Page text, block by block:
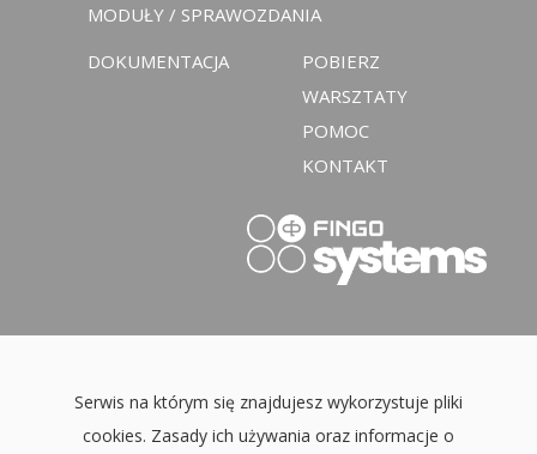
MODUŁY / SPRAWOZDANIA
DOKUMENTACJA
POBIERZ
WARSZTATY
POMOC
KONTAKT
Serwis na którym się znajdujesz wykorzystuje pliki
cookies. Zasady ich używania oraz informacje o